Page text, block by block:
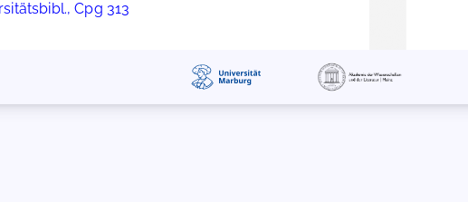
Cpg 313